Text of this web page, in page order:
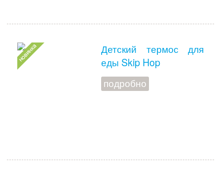
Детский термос для
еды Skip Hop
подробно